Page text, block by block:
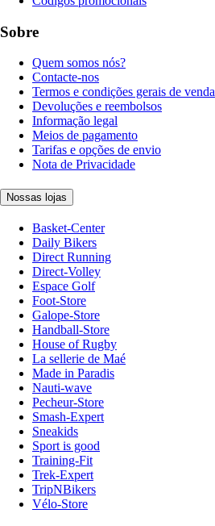
Sobre
Quem somos nós?
Contacte-nos
Termos e condições gerais de venda
Devoluções e reembolsos
Informação legal
Meios de pagamento
Tarifas e opções de envio
Nota de Privacidade
Nossas lojas
Basket-Center
Daily Bikers
Direct Running
Direct-Volley
Espace Golf
Foot-Store
Galope-Store
Handball-Store
House of Rugby
La sellerie de Maé
Made in Paradis
Nauti-wave
Pecheur-Store
Smash-Expert
Sneakids
Sport is good
Training-Fit
Trek-Expert
TripNBikers
Vélo-Store